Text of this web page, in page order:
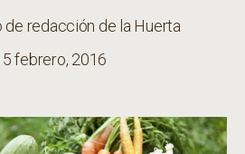
de redacción de la Huerta
5 febrero, 2016